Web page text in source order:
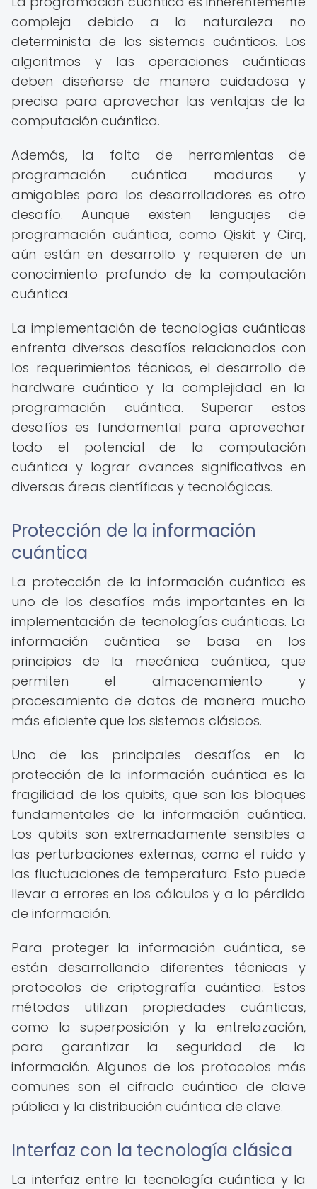
compleja debido a la naturaleza no
determinista de los sistemas cuánticos. Los
algoritmos y las operaciones cuánticas
deben diseñarse de manera cuidadosa y
precisa para aprovechar las ventajas de la
computación cuántica.
Además, la falta de herramientas de
programación cuántica maduras y
amigables para los desarrolladores es otro
desafío. Aunque existen lenguajes de
programación cuántica, como Qiskit y Cirq,
aún están en desarrollo y requieren de un
conocimiento profundo de la computación
cuántica.
La implementación de tecnologías cuánticas
enfrenta diversos desafíos relacionados con
los requerimientos técnicos, el desarrollo de
hardware cuántico y la complejidad en la
programación cuántica. Superar estos
desafíos es fundamental para aprovechar
todo el potencial de la computación
cuántica y lograr avances significativos en
diversas áreas científicas y tecnológicas.
Protección de la información
cuántica
La protección de la información cuántica es
uno de los desafíos más importantes en la
implementación de tecnologías cuánticas. La
información cuántica se basa en los
principios de la mecánica cuántica, que
permiten el almacenamiento y
procesamiento de datos de manera mucho
más eficiente que los sistemas clásicos.
Uno de los principales desafíos en la
protección de la información cuántica es la
fragilidad de los qubits, que son los bloques
fundamentales de la información cuántica.
Los qubits son extremadamente sensibles a
las perturbaciones externas, como el ruido y
las fluctuaciones de temperatura. Esto puede
llevar a errores en los cálculos y a la pérdida
de información.
Para proteger la información cuántica, se
están desarrollando diferentes técnicas y
protocolos de criptografía cuántica. Estos
métodos utilizan propiedades cuánticas,
como la superposición y la entrelazación,
para garantizar la seguridad de la
información. Algunos de los protocolos más
comunes son el cifrado cuántico de clave
pública y la distribución cuántica de clave.
Interfaz con la tecnología clásica
La interfaz entre la tecnología cuántica y la